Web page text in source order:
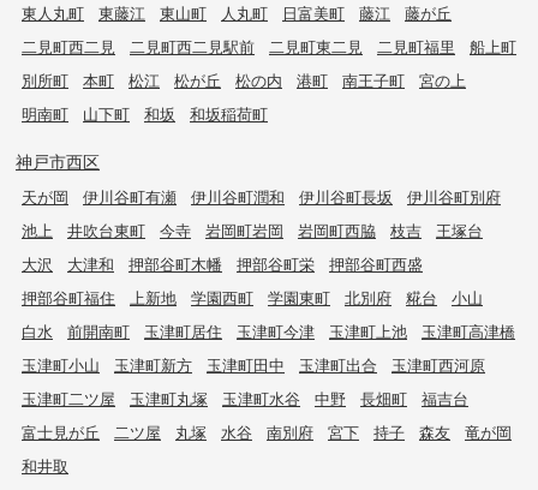
東人丸町
東藤江 東山町 人丸町 日富美町 藤江
藤が丘
二見町西二見
二見町西二見駅前 二見町東二見 二見町福里
船上町
別所町
本町 松江 松が丘 松の内 港町 南王子町
宮の上
明南町
山下町 和坂 和坂稲荷町
神戸市西区
天が岡 伊川谷町有瀬 伊川谷町潤和 伊川谷町長坂
伊川谷町別府
池上
井吹台東町 今寺 岩岡町岩岡 岩岡町西脇 枝吉
王塚台
大沢
大津和 押部谷町木幡 押部谷町栄
押部谷町西盛
押部谷町福住
上新地 学園西町 学園東町 北別府 糀台
小山
白水
前開南町 玉津町居住 玉津町今津 玉津町上池
玉津町高津橋
玉津町小山
玉津町新方 玉津町田中 玉津町出合
玉津町西河原
玉津町二ツ屋
玉津町丸塚 玉津町水谷 中野 長畑町
福吉台
富士見が丘
二ツ屋 丸塚 水谷 南別府 宮下 持子 森友
竜が岡
和井取